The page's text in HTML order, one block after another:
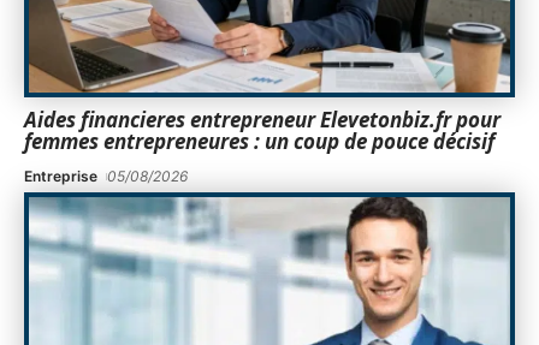
Aides financieres entrepreneur Elevetonbiz.fr pour
femmes entrepreneures : un coup de pouce décisif
Entreprise 05/08/2026